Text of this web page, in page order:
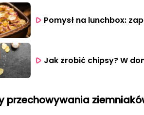
Pomysł na lunchbox:
Jak zrobić chipsy? W
przechowywania